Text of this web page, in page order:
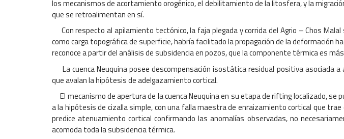
los mecanismos de acortamiento orogénico, el debilitamiento de la litosfera, y la
que se retroalimentan en sí.
Con respecto al apilamiento tectónico, la faja plegada y corrida del Agrio – Chos
como carga topográfica de superficie, habría facilitado la propagación de la deformación
reconoce a partir del análisis de subsidencia en pozos, que la componente térmica es
La cuenca Neuquina posee descompensación isostática residual positiva asociada
que avalan la hipótesis de adelgazamiento cortical.
El mecanismo de apertura de la cuenca Neuquina en su etapa de rifting localizado,
a la hipótesis de cizalla simple, con una falla maestra de enraizamiento cortical que
predice atenuamiento cortical confirmando las anomalías observadas, no
acomoda toda la subsidencia térmica.